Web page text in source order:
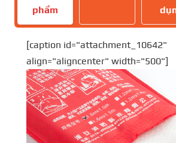
phẩm
[caption id="attachment_10642"
align="aligncenter" width="500"]